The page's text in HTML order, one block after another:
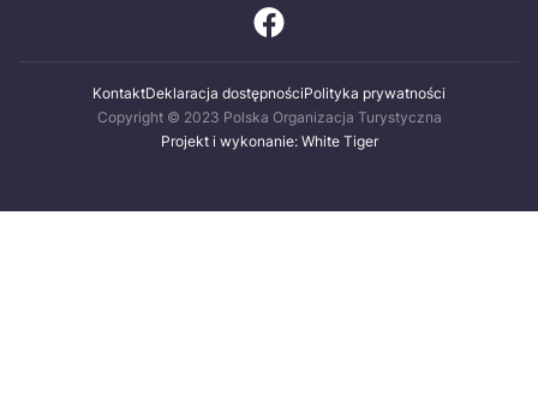
KontaktDeklaracja dostępnościPolityka prywatności
Copyright © 2023 Polska Organizacja Turystyczna
Projekt i wykonanie: White Tiger